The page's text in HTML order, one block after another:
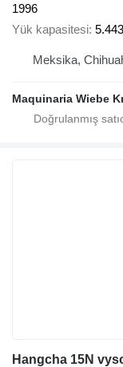
1996
Yük kapasitesi
Meksika,
Maquinaria Wiebe
Hangcha 15N